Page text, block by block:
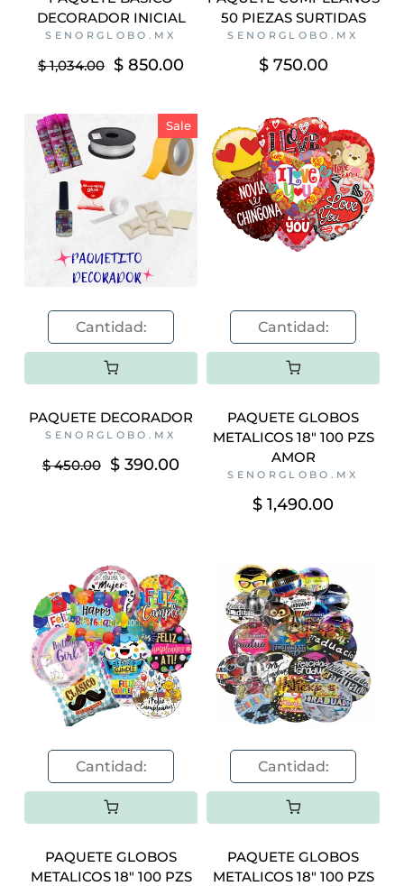
DECORADOR INICIAL
SENORGLOBO.MX
$ 1,034.00 $ 850.00
50 PIEZAS SURTIDAS
SENORGLOBO.MX
$ 750.00
Sale
PAQUETE DECORADOR
SENORGLOBO.MX
$ 450.00 $ 390.00
PAQUETE GLOBOS
METALICOS 18" 100 PZS
AMOR
SENORGLOBO.MX
$ 1,490.00
PAQUETE GLOBOS
METALICOS 18" 100 PZS
PAQUETE GLOBOS
METALICOS 18" 100 PZS